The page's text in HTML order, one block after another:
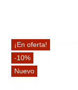
¡En oferta!
-10%
Nuevo